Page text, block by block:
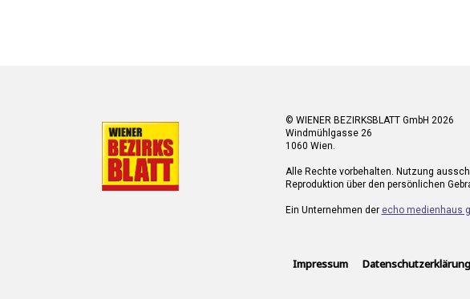
© WIENER BEZIRKSBLATT GmbH 2026
Windmühlgasse 26
1060 Wien.
Alle Rechte vorbehalten. Nutzung
Reproduktion über den persönlichen
Ein Unternehmen der echo medienhaus
Impressum Datenschutzerklärung